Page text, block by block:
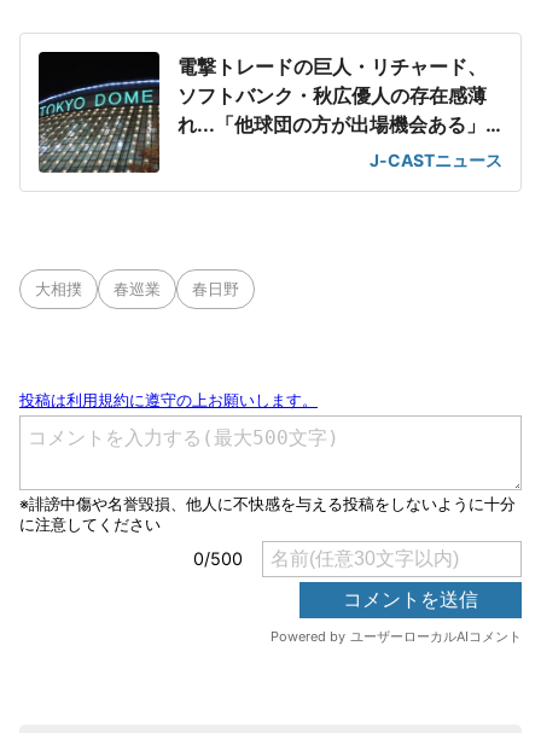
電撃トレードの巨人・リチャード、
ソフトバンク・秋広優人の存在感薄
れ...「他球団の方が出場機会ある」
J-CASTニュース
大相撲 春巡業 春日野